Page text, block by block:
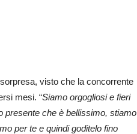
visto che la concorrente
mesi. “Siamo orgogliosi e fieri
presente che è bellissimo, stiamo
per te e quindi goditelo fino